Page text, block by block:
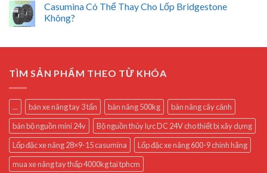
Casumina Có Thể Thay Cho Lốp Bridgestone
Không?
TÌM SẢN PHẨM THEO TỪ KHÓA
... bán xe nâng tay 3 tấn bàn nâng 500kg
bàn nâng cây cảnh
bán bộ nguồn mini 24v
Bộ nguồn thủy lực DC 24V cho thiết bị xây dựng
Lốp đặc xe nâng 28×9-15 casumina
Lốp đặc xe nâng 600-9 chính hãng
mua xe nâng tay thấp 4000kg tại tphcm